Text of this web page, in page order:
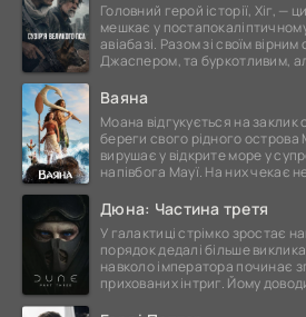
Головний герой історії, Хіг, —
мешкає у
авіабазі. Разом зі своїм
Джаспером, та буркотливим,
Ваяна
Моана відгукується на заклик
береги свого рідного острова
вирушає у відкрите море у
напівбога Мауї. На них чекає
Дюна: Частина третя
У галактиці стрімко зростає
порядок дедалі більше
навколо імператора починає
прихованих інтриг. Йому